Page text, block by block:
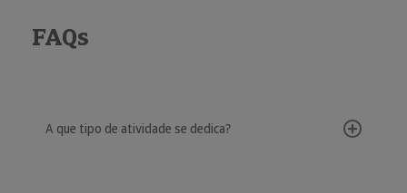
FAQs
A que tipo de atividade se dedica?